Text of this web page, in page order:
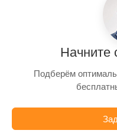
Начните
Подберём